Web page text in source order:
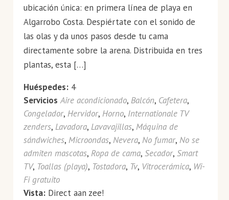
ubicación única: en primera línea de playa en
Algarrobo Costa. Despiértate con el sonido de
las olas y da unos pasos desde tu cama
directamente sobre la arena. Distribuida en tres
plantas, esta […]
Huéspedes: 4
Servicios Aire acondicionado, Balcón, Cafetera,
Congelador, Hervidor, Horno, Internationale TV
zenders, Lavadora, Lavavajillas, Máquina de
sándwiches, Microondas, Nevera, No fumar, No se
admiten mascotas, Ropa de cama,Secador,Smart
TV, Toallas (playa), Tostadora, Tv, Vitrocerámica, Wi-
Fi gratuito
Vista: Direct aan zee!